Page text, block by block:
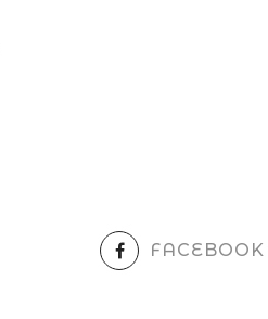
FACEBOOK